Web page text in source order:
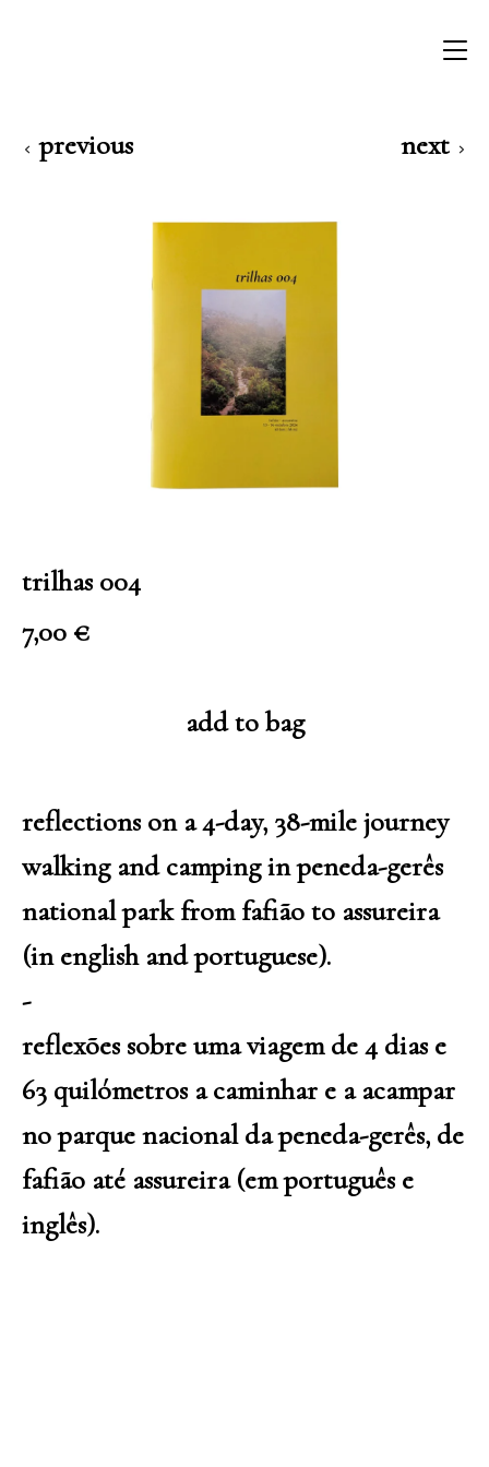
previous next
trilhas 004
7,00 €
add to bag
reflections on a 4-day, 38-mile journey
walking and camping in peneda-gerês
national park from fafião to assureira
(in english and portuguese).
-
reflexões sobre uma viagem de 4 dias e
63 quilómetros a caminhar e a acampar
no parque nacional da peneda-gerês, de
fafião até assureira (em português e
inglês).